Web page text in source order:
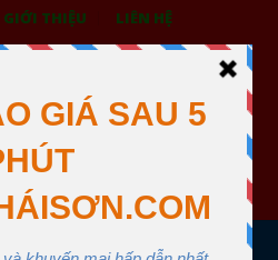
GIỚI THIỆU LIÊN HỆ
ĐỘNG THÁI SƠN
THÁI SƠN QUẬN 12
Search